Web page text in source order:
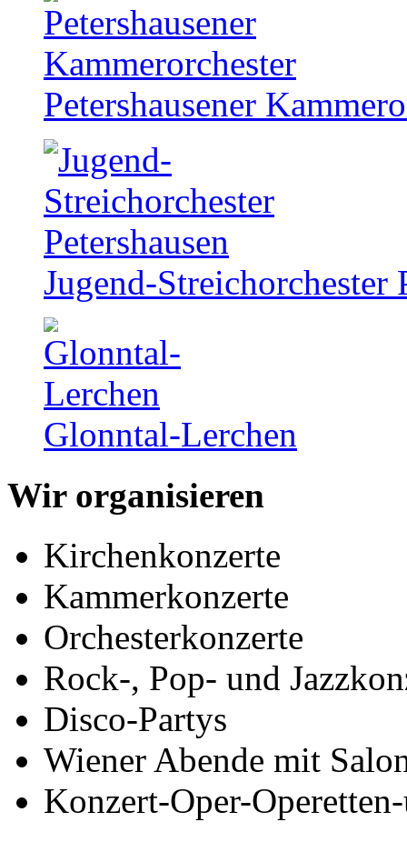
Petershausener
Jugend-Streichorchester
Glonntal-Lerchen
Wir organisieren
Kirchenkonzerte
Kammerkonzerte
Orchesterkonzerte
Rock-, Pop- und
Disco-Partys
Wiener Abende mit
Konzert-Oper-